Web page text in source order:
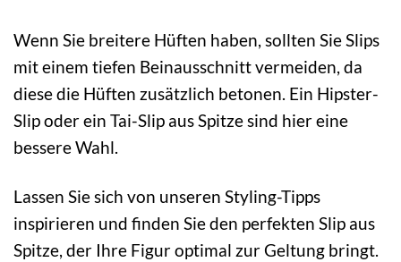
Wenn Sie breitere Hüften haben, sollten Sie Slips
mit einem tiefen Beinausschnitt vermeiden, da
diese die Hüften zusätzlich betonen. Ein Hipster-
Slip oder ein Tai-Slip aus Spitze sind hier eine
bessere Wahl.
Lassen Sie sich von unseren Styling-Tipps
inspirieren und finden Sie den perfekten Slip aus
Spitze, der Ihre Figur optimal zur Geltung bringt.